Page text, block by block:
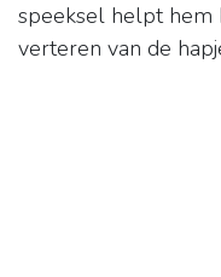
speeksel helpt hem
verteren van de